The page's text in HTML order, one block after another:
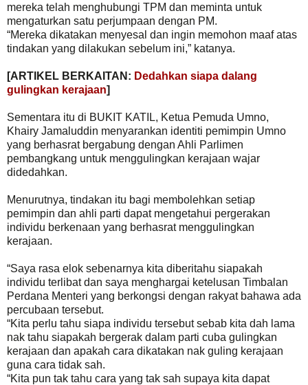
mereka telah menghubungi TPM dan meminta untuk
mengaturkan satu perjumpaan dengan PM.
“Mereka dikatakan menyesal dan ingin memohon maaf atas
tindakan yang dilakukan sebelum ini,” katanya.
[ARTIKEL BERKAITAN: Dedahkan siapa dalang
gulingkan kerajaan]
Sementara itu di BUKIT KATIL, Ketua Pemuda Umno,
Khairy Jamaluddin menyarankan identiti pemimpin Umno
yang berhasrat bergabung dengan Ahli Parlimen
pembangkang untuk menggulingkan kerajaan wajar
didedahkan.
Menurutnya, tindakan itu bagi membolehkan setiap
pemimpin dan ahli parti dapat mengetahui pergerakan
individu berkenaan yang berhasrat menggulingkan
kerajaan.
“Saya rasa elok sebenarnya kita diberitahu siapakah
individu terlibat dan saya menghargai ketelusan Timbalan
Perdana Menteri yang berkongsi dengan rakyat bahawa ada
percubaan tersebut.
“Kita perlu tahu siapa individu tersebut sebab kita dah lama
nak tahu siapakah bergerak dalam parti cuba gulingkan
kerajaan dan apakah cara dikatakan nak guling kerajaan
guna cara tidak sah.
“Kita pun tak tahu cara yang tak sah supaya kita dapat